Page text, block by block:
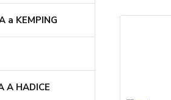
a KEMPING
A HADICE